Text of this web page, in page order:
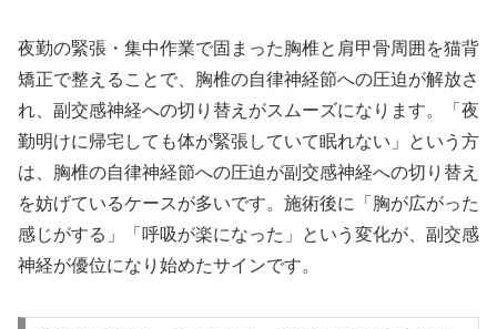
夜勤の緊張・集中作業で固まった胸椎と肩甲骨周囲を猫背
矯正で整えることで、胸椎の自律神経節への圧迫が解放さ
れ、副交感神経への切り替えがスムーズになります。「夜
勤明けに帰宅しても体が緊張していて眠れない」という方
は、胸椎の自律神経節への圧迫が副交感神経への切り替え
を妨げているケースが多いです。施術後に「胸が広がった
感じがする」「呼吸が楽になった」という変化が、副交感
神経が優位になり始めたサインです。